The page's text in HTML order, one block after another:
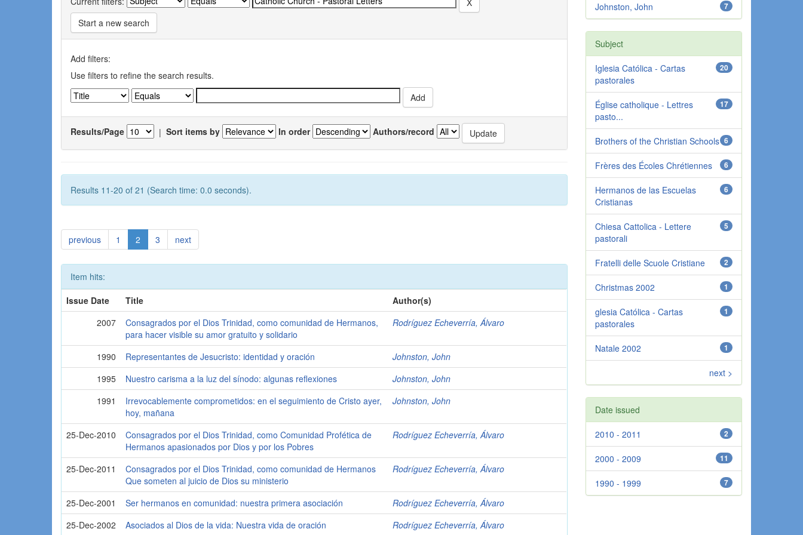
Start a new search
Add filters:
Use filters to refine the search results.
Results/Page | Sort items by In order Authors/record
Results 11-20 of 21 (Search time: 0.0 seconds).
previous 1 2 3 next
Item hits:
Issue Date
Title
Author(s)
2007
Consagrados por el Dios Trinidad, como comunidad de Hermanos,
para hacer visible su amor gratuito y solidario
Rodríguez Echeverría, Álvaro
1990 Representantes de Jesucristo: identidad y oración
Johnston, John
1995
Nuestro carisma a la luz del sínodo: algunas reflexiones
Johnston, John
1991
Irrevocablemente comprometidos: en el seguimiento de Cristo ayer,
hoy, mañana
Johnston, John
25-Dec-2010
Consagrados por el Dios Trinidad, como Comunidad Profética de
Hermanos apasionados por Dios y por los Pobres
Rodríguez Echeverría, Álvaro
25-Dec-2011
Consagrados por el Dios Trinidad, como comunidad de Hermanos
Que someten al juicio de Dios su ministerio
Rodríguez Echeverría, Álvaro
25-Dec-2001 Ser hermanos en comunidad: nuestra primera asociación
Rodríguez Echeverría, Álvaro
25-Dec-2002
Asociados al Dios de la vida: Nuestra vida de oración Rodríguez Echeverría, Álvaro
7
Johnston, John
Subject
20
Iglesia Católica - Cartas
pastorales
17
Église catholique - Lettres
pasto...
6
Brothers of the Christian Schools
6
Frères des Écoles Chrétiennes
6
Hermanos de las Escuelas
Cristianas
5
Chiesa Cattolica - Lettere
pastorali
2
Fratelli delle Scuole Cristiane
1
Christmas 2002
1
glesia Católica - Cartas
pastorales
1
Natale 2002
next >
Date issued
2
2010 - 2011
11
2000 - 2009
7
1990 - 1999